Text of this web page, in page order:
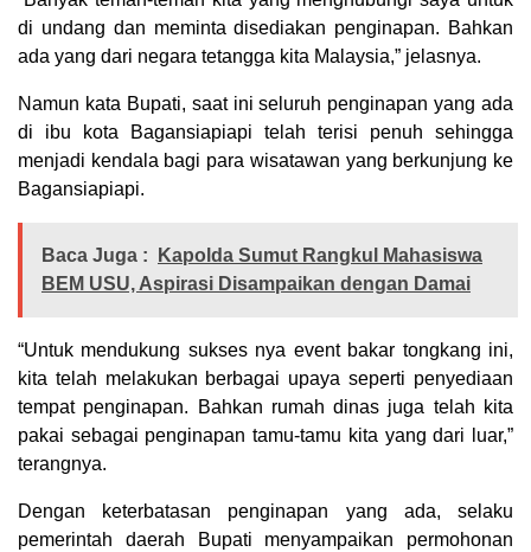
di undang dan meminta disediakan penginapan. Bahkan
ada yang dari negara tetangga kita Malaysia,” jelasnya.
Namun kata Bupati, saat ini seluruh penginapan yang ada
di ibu kota Bagansiapiapi telah terisi penuh sehingga
menjadi kendala bagi para wisatawan yang berkunjung ke
Bagansiapiapi.
Baca Juga :
Kapolda Sumut Rangkul Mahasiswa
BEM USU, Aspirasi Disampaikan dengan Damai
“Untuk mendukung sukses nya event bakar tongkang ini,
kita telah melakukan berbagai upaya seperti penyediaan
tempat penginapan. Bahkan rumah dinas juga telah kita
pakai sebagai penginapan tamu-tamu kita yang dari luar,”
terangnya.
Dengan keterbatasan penginapan yang ada, selaku
pemerintah daerah Bupati menyampaikan permohonan